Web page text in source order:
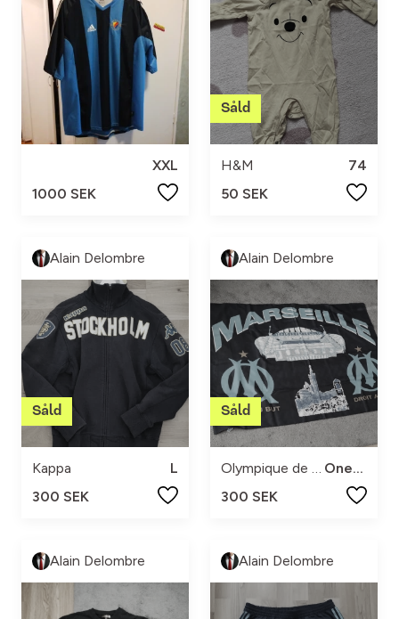
XXL
1000 SEK
H&M
74
50 SEK
Alain Delombre
Kappa
L
300 SEK
Alain Delombre
Olympique de Marseille
One size
300 SEK
Alain Delombre Alain Delombre